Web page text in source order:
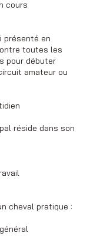
cours
présenté en
toutes les
pour débuter
amateur ou
réside dans son
cheval pratique :